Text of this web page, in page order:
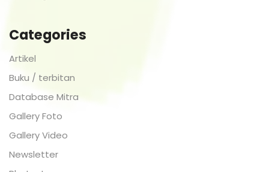
Categories
Artikel
Buku / terbitan
Database Mitra
Gallery Foto
Gallery Video
Newsletter